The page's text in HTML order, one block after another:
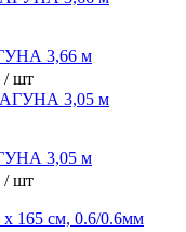
3,66 м
/ шт
3,05 м
/ шт